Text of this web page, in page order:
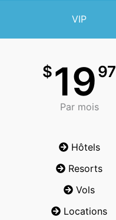
VIP
$1997
Par mois
Hôtels
Resorts
Vols
Locations